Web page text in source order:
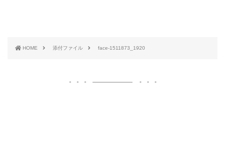
HOME 添付ファイル face-1511873_1920